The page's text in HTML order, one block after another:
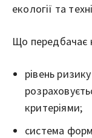
екології та
Що передбачає
рівень
критеріями;
система